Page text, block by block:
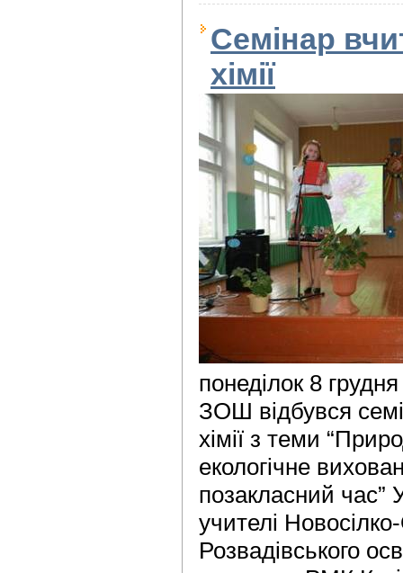
Семінар
хімії
понеділок 8
ЗОШ відбувся
хімії з теми
екологічне
позакласний час”
учителі
Розвадівського